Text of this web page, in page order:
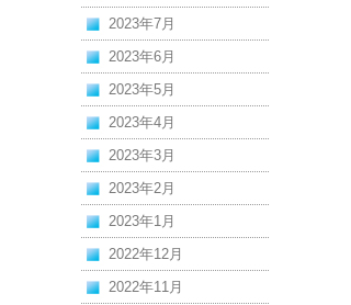
2023年7月
2023年6月
2023年5月
2023年4月
2023年3月
2023年2月
2023年1月
2022年12月
2022年11月